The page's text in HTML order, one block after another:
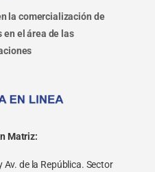
la comercialización de
en el área de las
Matriz:
Av. de la República. Sector